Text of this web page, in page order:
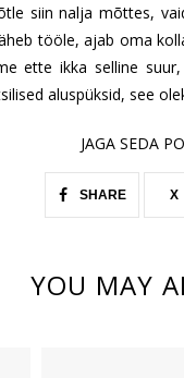
siin nalja mõttes,
tööle, ajab oma
ette ikka selline
aluspüksid, see
JAGA SEDA
SHARE X
YOU MAY